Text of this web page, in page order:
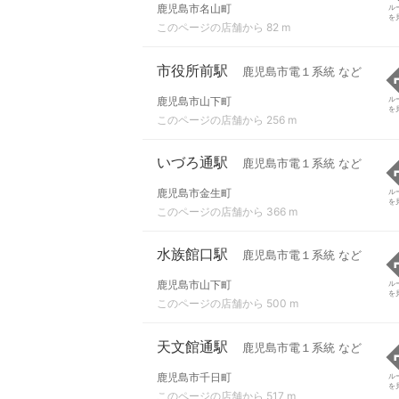
鹿児島市名山町
このページの店舗から 82 m
ル
を
市役所前駅 鹿児島市電１系統 など
鹿児島市山下町
このページの店舗から 256 m
ル
を
いづろ通駅 鹿児島市電１系統 など
鹿児島市金生町
このページの店舗から 366 m
ル
を
水族館口駅 鹿児島市電１系統 など
鹿児島市山下町
このページの店舗から 500 m
ル
を
天文館通駅 鹿児島市電１系統 など
鹿児島市千日町
このページの店舗から 517 m
ル
を